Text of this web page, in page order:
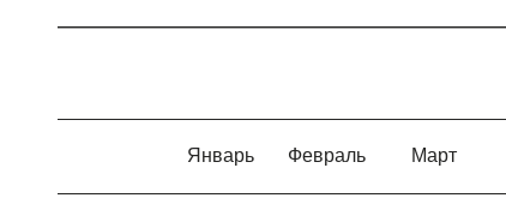
Январь Февраль Март